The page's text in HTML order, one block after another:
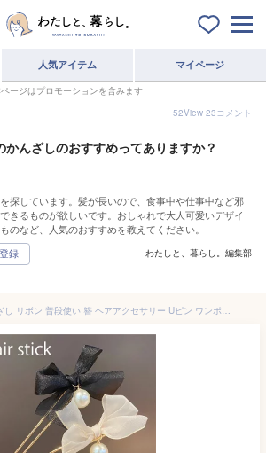
人気アイテム マイページ
ージはプロモーションを含みます
52View 23コメント
かんざしのおすすめってありますか？
探しています。髪が長いので、食事中や仕事中など邪
きるものが欲しいです。おしゃれで大人可愛いデザイ
のなど、人気のおすすめを教えてください。
わたしと、暮らし。編集部
スティック かんざし リボン 普段使い 簪 ヘアアクセサリー Uピン ワンポイント ヘアスティック まとめ髪 髪飾り 和装 浴衣 ヘアアレンジ 結婚式お呼ばれ 成人式 フォーマル メール便 送料無料 1000円ぽっきり お買い回りに ギフト対応